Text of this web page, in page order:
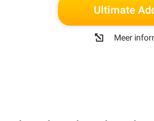
Ultimate
Meer